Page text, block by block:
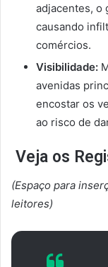
adjacentes, o
causando
comércios.
Visibilidade:
avenidas
encostar os
ao risco de
Veja os
(Espaço para
leitores)